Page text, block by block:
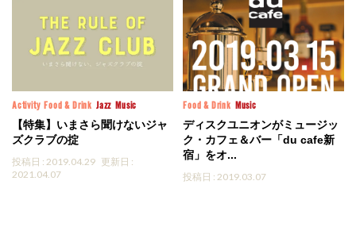
Activity Food & Drink Jazz Music
【特集】いまさら聞けないジャ
ズクラブの掟
投稿日 : 2019.04.29 更新日 :
2021.04.07
Food & Drink Music
ディスクユニオンがミュージッ
ク・カフェ＆バー「du cafe新
宿」をオ...
投稿日 : 2019.03.07